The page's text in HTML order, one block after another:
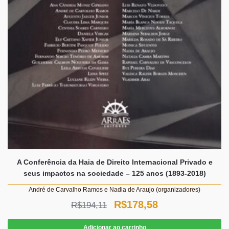
A Conferência da Haia de Direito Internacional Privado e
seus impactos na sociedade – 125 anos (1893-2018)
André de Carvalho Ramos e Nadia de Araujo (organizadores)
R$194,11
O
preço
R$178,58O
preço